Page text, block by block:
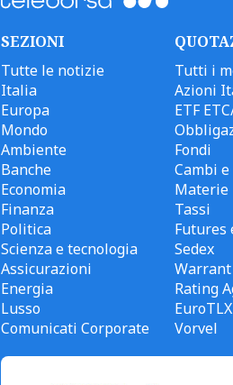
SEZIONI
Tutte le notizie
Italia
Europa
Mondo
Ambiente
Banche
Economia
Finanza
Politica
Scienza e tecnologia
Assicurazioni
Energia
Lusso
Comunicati Corporate
Tutti i
Azioni
ETF
Fondi
Cambi
Materie
Tassi
Futures
Sedex
Warrant
Rating
EuroTLX
Vorvel